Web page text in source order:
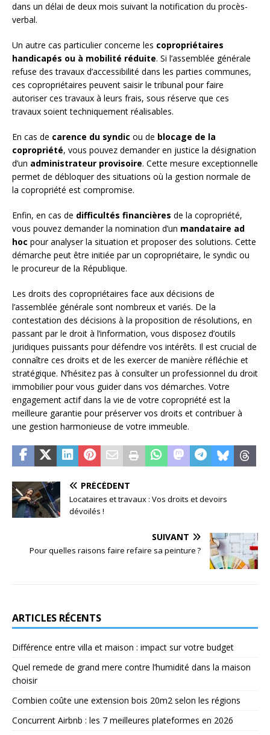
dans un délai de deux mois suivant la notification du procès-
verbal.
Un autre cas particulier concerne les copropriétaires
handicapés ou à mobilité réduite. Si l’assemblée générale
refuse des travaux d’accessibilité dans les parties communes,
ces copropriétaires peuvent saisir le tribunal pour faire
autoriser ces travaux à leurs frais, sous réserve que ces
travaux soient techniquement réalisables.
En cas de carence du syndic ou de blocage de la
copropriété, vous pouvez demander en justice la désignation
d’un administrateur provisoire. Cette mesure exceptionnelle
permet de débloquer des situations où la gestion normale de
la copropriété est compromise.
Enfin, en cas de difficultés financières de la copropriété,
vous pouvez demander la nomination d’un mandataire ad
hoc pour analyser la situation et proposer des solutions. Cette
démarche peut être initiée par un copropriétaire, le syndic ou
le procureur de la République.
Les droits des copropriétaires face aux décisions de
l’assemblée générale sont nombreux et variés. De la
contestation des décisions à la proposition de résolutions, en
passant par le droit à l’information, vous disposez d’outils
juridiques puissants pour défendre vos intérêts. Il est crucial de
connaître ces droits et de les exercer de manière réfléchie et
stratégique. N’hésitez pas à consulter un professionnel du droit
immobilier pour vous guider dans vos démarches. Votre
engagement actif dans la vie de votre copropriété est la
meilleure garantie pour préserver vos droits et contribuer à
une gestion harmonieuse de votre immeuble.
PRÉCÉDENT
Locataires et travaux : Vos droits et devoirs
dévoilés !
SUIVANT
Pour quelles raisons faire refaire sa peinture ?
ARTICLES RÉCENTS
Différence entre villa et maison : impact sur votre budget
Quel remede de grand mere contre l’humidité dans la maison
choisir
Combien coûte une extension bois 20m2 selon les régions
Concurrent Airbnb : les 7 meilleures plateformes en 2026